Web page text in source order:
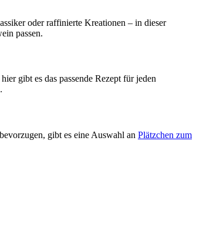
oder raffinierte Kreationen – in dieser
passen.
gibt es das passende Rezept für jeden
gibt es eine Auswahl an Plätzchen zum